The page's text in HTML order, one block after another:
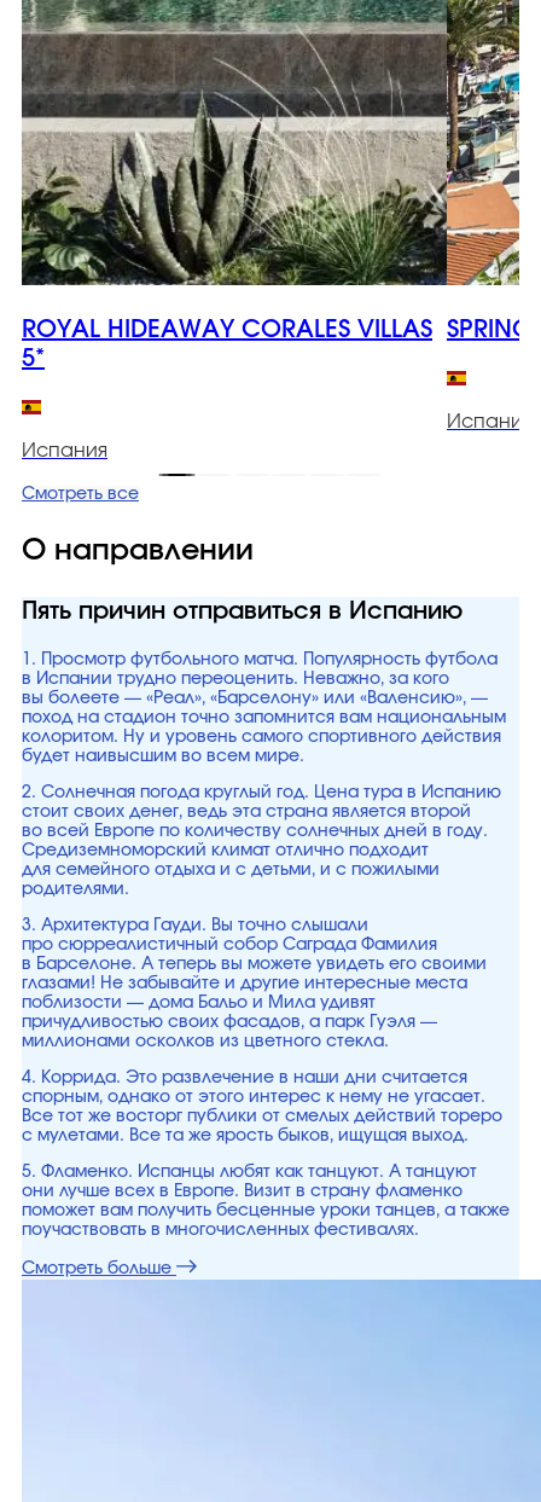
ROYAL HIDEAWAY CORALES VILLAS
5*
Испания
Испания
Смотреть все
О направлении
Пять причин отправиться в Испанию
1. Просмотр футбольного матча. Популярность футбола
в Испании трудно переоценить. Неважно, за кого
вы болеете — «Реал», «Барселону» или «Валенсию», —
поход на стадион точно запомнится вам национальным
колоритом. Ну и уровень самого спортивного действия
будет наивысшим во всем мире.
2. Солнечная погода круглый год. Цена тура в Испанию
стоит своих денег, ведь эта страна является второй
во всей Европе по количеству солнечных дней в году.
Средиземноморский климат отлично подходит
для семейного отдыха и с детьми, и с пожилыми
родителями.
3. Архитектура Гауди. Вы точно слышали
про сюрреалистичный собор Саграда Фамилия
в Барселоне. А теперь вы можете увидеть его своими
глазами! Не забывайте и другие интересные места
поблизости — дома Бальо и Мила удивят
причудливостью своих фасадов, а парк Гуэля —
миллионами осколков из цветного стекла.
4. Коррида. Это развлечение в наши дни считается
спорным, однако от этого интерес к нему не угасает.
Все тот же восторг публики от смелых действий тореро
с мулетами. Все та же ярость быков, ищущая выход.
5. Фламенко. Испанцы любят как танцуют. А танцуют
они лучше всех в Европе. Визит в страну фламенко
поможет вам получить бесценные уроки танцев, а также
поучаствовать в многочисленных фестивалях.
Смотреть больше